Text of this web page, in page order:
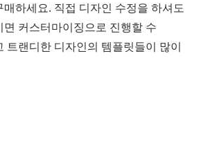
하세요. 직접 디자인 수정을 하셔도
면 커스터마이징으로 진행할 수
트랜디한 디자인의 템플릿들이 많이